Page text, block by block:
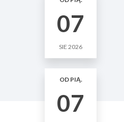
07
SIE 2026
OD PIĄ.
07